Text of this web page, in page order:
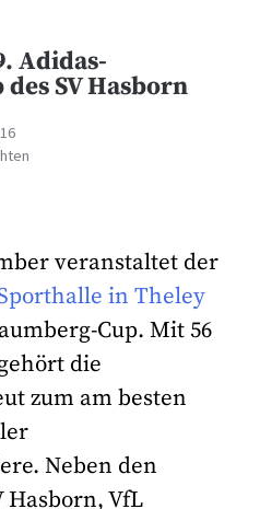
Adidas-
SV Hasborn
veranstaltet der
in Theley
Cup. Mit 56
die
zum am besten
Neben den
Hasborn, VfL